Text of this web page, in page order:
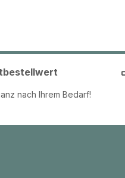
nach Ihrem Bedarf!